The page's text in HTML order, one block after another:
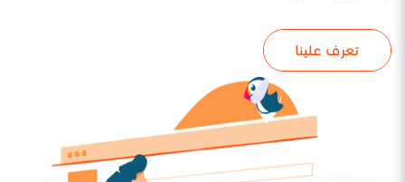
تعرف علينا